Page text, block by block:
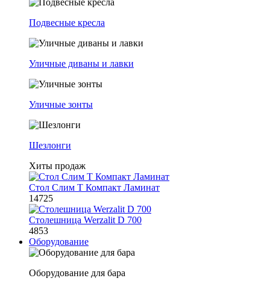
Подвесные кресла
Уличные диваны и лавки
Уличные зонты
Шезлонги
Хиты продаж
Стол Слим Т Компакт Ламинат
14725
Столешница Werzalit D 700
4853
Оборудование
Оборудование для бара